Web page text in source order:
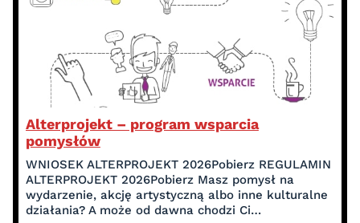
Alterprojekt – program wsparcia
pomysłów
WNIOSEK ALTERPROJEKT 2026Pobierz REGULAMIN
ALTERPROJEKT 2026Pobierz Masz pomysł na
wydarzenie, akcję artystyczną albo inne kulturalne
działania? A może od dawna chodzi Ci…